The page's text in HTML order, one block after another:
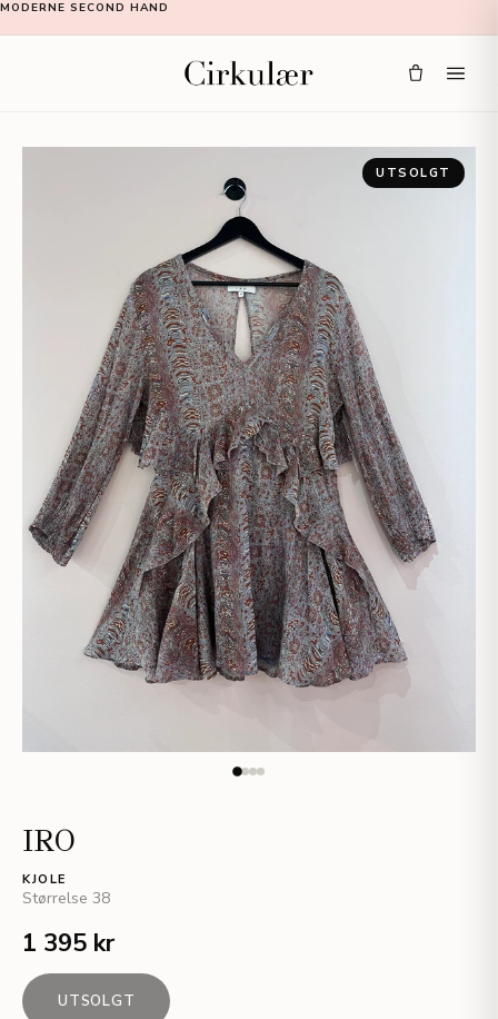
MODERNE SECOND HAND
UTSOLGT
IRO
KJOLE
Størrelse 38
1 395 kr
UTSOLGT